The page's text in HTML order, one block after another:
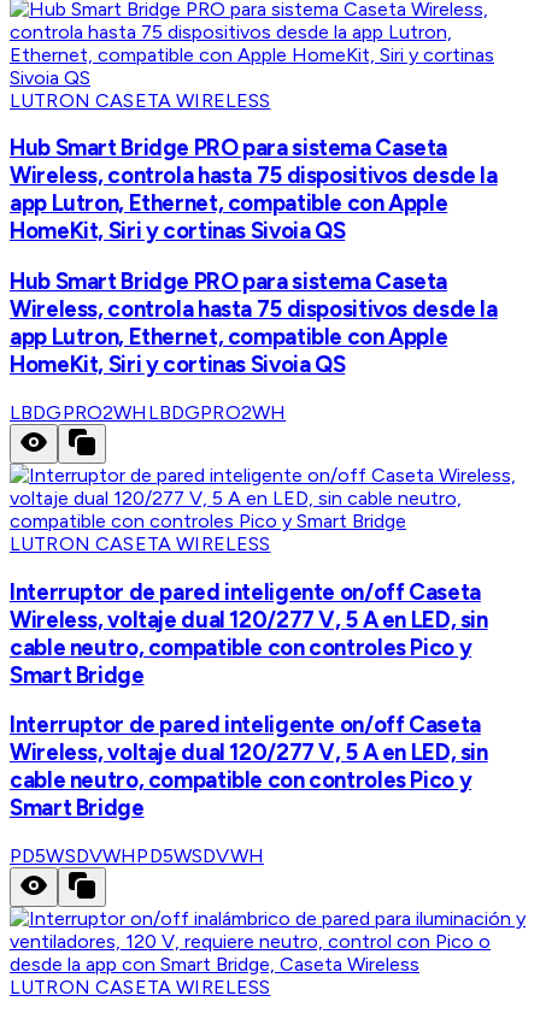
LUTRON CASETA WIRELESS
Hub Smart Bridge PRO para sistema Caseta
Wireless, controla hasta 75 dispositivos desde la
app Lutron, Ethernet, compatible con Apple
HomeKit, Siri y cortinas Sivoia QS
Hub Smart Bridge PRO para sistema Caseta
Wireless, controla hasta 75 dispositivos desde la
app Lutron, Ethernet, compatible con Apple
HomeKit, Siri y cortinas Sivoia QS
LBDGPRO2WH LBDGPRO2WH
LUTRON CASETA WIRELESS
Interruptor de pared inteligente on/off Caseta
Wireless, voltaje dual 120/277 V, 5 A en LED, sin
cable neutro, compatible con controles Pico y
Smart Bridge
Interruptor de pared inteligente on/off Caseta
Wireless, voltaje dual 120/277 V, 5 A en LED, sin
cable neutro, compatible con controles Pico y
Smart Bridge
PD5WSDVWHPD5WSDVWH
LUTRON CASETA WIRELESS